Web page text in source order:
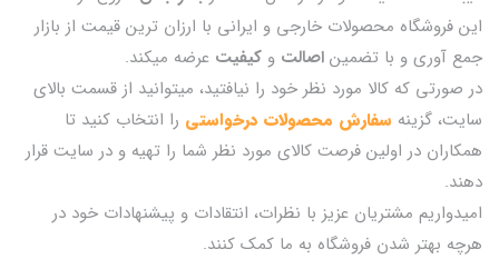
این فروشگاه محصولات خارجی و ایرانی با ارزان ترین قیمت از بازار
جمع آوری و با تضمین اصالت و کیفیت عرضه میکند.
در صورتی که کالا مورد نظر خود را نیافتید، میتوانید از قسمت بالای
سایت، گزینه سفارش محصولات درخواستی را انتخاب کنید تا
همکاران در اولین فرصت کالای مورد نظر شما را تهیه و در سایت قرار
دهند.
امیدواریم مشتریان عزیز با نظرات، انتقادات و پیشنهادات خود در
هرچه بهتر شدن فروشگاه به ما کمک کنند.